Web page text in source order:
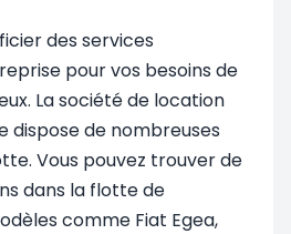
des services
pour vos besoins de
La société de location
dispose de nombreuses
Vous pouvez trouver de
dans la flotte de
comme Fiat Egea,